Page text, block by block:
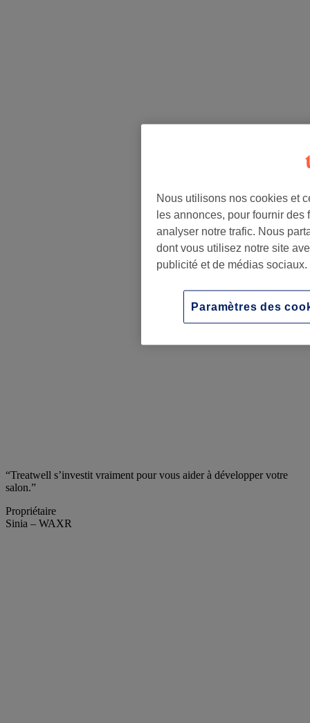
“Treatwell s’investit vraiment pour vous aider à développer votre
salon.”
Propriétaire
Sinia – WAXR
Nous utilisons nos cookies et
les annonces, pour fournir
analyser notre trafic. Nous
dont vous utilisez notre site
publicité et de médias sociaux.
Paramètres des